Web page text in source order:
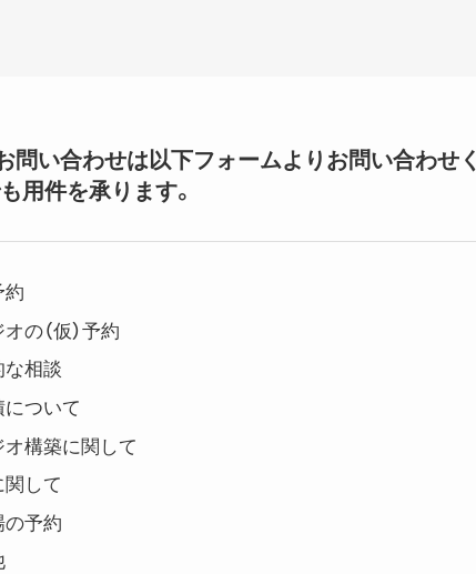
い合わせは以下フォームよりお問い合わせく
用件を承ります。
約
の（仮）予約
な相談
について
オ構築に関して
関して
の予約